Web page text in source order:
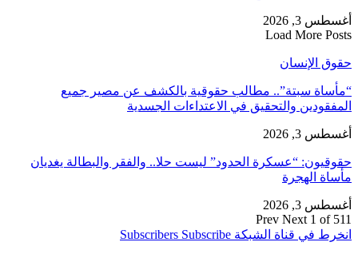
أغسطس 3, 2026
Load More Posts
حقوق الإنسان
“مأساة سبتة”.. مطالب حقوقية بالكشف عن مصير جميع
المفقودين والتحقيق في الاعتداءات الجسدية
أغسطس 3, 2026
حقوقيون: “عسكرة الحدود” ليست حلا.. والفقر والبطالة يغديان
مأساة الهجرة
أغسطس 3, 2026
Prev Next 1 of 511
انخرط في قناة الشبكة
Subscribers Subscribe